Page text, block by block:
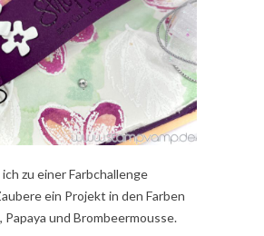
zu einer Farbchallenge
ein Projekt in den Farben
Papaya und Brombeermousse.